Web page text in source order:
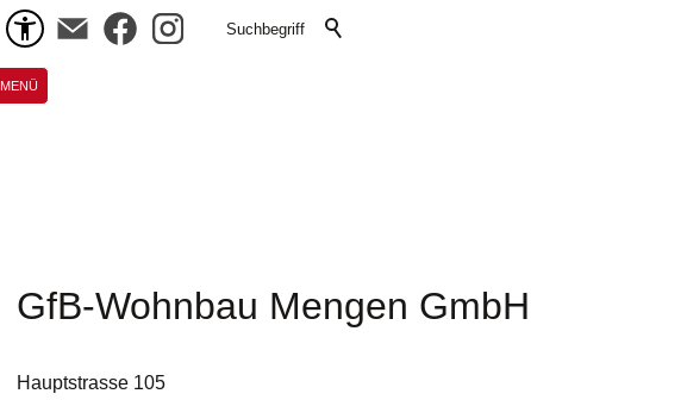
MENÜ
GfB-Wohnbau Mengen GmbH
Hauptstrasse 105